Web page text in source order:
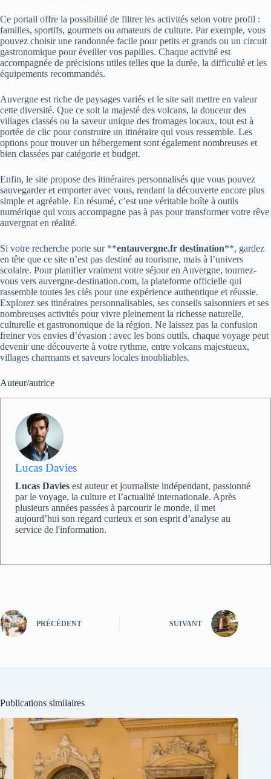
Ce portail offre la possibilité de filtrer les activités selon votre profil :
familles, sportifs, gourmets ou amateurs de culture. Par exemple, vous
pouvez choisir une randonnée facile pour petits et grands ou un circuit
gastronomique pour éveiller vos papilles. Chaque activité est
accompagnée de précisions utiles telles que la durée, la difficulté et les
équipements recommandés.
Auvergne est riche de paysages variés et le site sait mettre en valeur
cette diversité. Que ce soit la majesté des volcans, la douceur des
villages classés ou la saveur unique des fromages locaux, tout est à
portée de clic pour construire un itinéraire qui vous ressemble. Les
options pour trouver un hébergement sont également nombreuses et
bien classées par catégorie et budget.
Enfin, le site propose des itinéraires personnalisés que vous pouvez
sauvegarder et emporter avec vous, rendant la découverte encore plus
simple et agréable. En résumé, c’est une véritable boîte à outils
numérique qui vous accompagne pas à pas pour transformer votre rêve
auvergnat en réalité.
Si votre recherche porte sur **entauvergne.fr destination**, gardez
en tête que ce site n’est pas destiné au tourisme, mais à l’univers
scolaire. Pour planifier vraiment votre séjour en Auvergne, tournez-
vous vers auvergne-destination.com, la plateforme officielle qui
rassemble toutes les clés pour une expérience authentique et réussie.
Explorez ses itinéraires personnalisables, ses conseils saisonniers et ses
nombreuses activités pour vivre pleinement la richesse naturelle,
culturelle et gastronomique de la région. Ne laissez pas la confusion
freiner vos envies d’évasion : avec les bons outils, chaque voyage peut
devenir une découverte à votre rythme, entre volcans majestueux,
villages charmants et saveurs locales inoubliables.
Auteur/autrice
Lucas Davies
Lucas Davies est auteur et journaliste indépendant, passionné
par le voyage, la culture et l’actualité internationale. Après
plusieurs années passées à parcourir le monde, il met
aujourd’hui son regard curieux et son esprit d’analyse au
service de l'information.
PRÉCÉDENT SUIVANT
Publications similaires